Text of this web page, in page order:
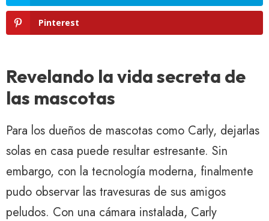
Pinterest
Revelando la vida secreta de
las mascotas
Para los dueños de mascotas como Carly, dejarlas
solas en casa puede resultar estresante. Sin
embargo, con la tecnología moderna, finalmente
pudo observar las travesuras de sus amigos
peludos. Con una cámara instalada, Carly